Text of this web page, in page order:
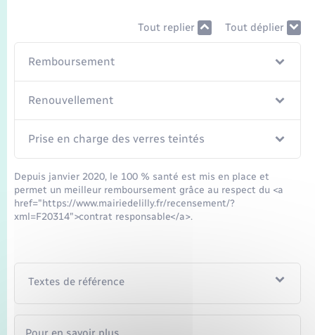
Tout replier Tout déplier
Remboursement
Renouvellement
Prise en charge des verres teintés
Depuis janvier 2020, le 100 % santé est mis en place et
permet un meilleur remboursement grâce au respect du <a
href="https://www.mairiedelilly.fr/recensement/?
xml=F20314">contrat responsable</a>.
Textes de référence